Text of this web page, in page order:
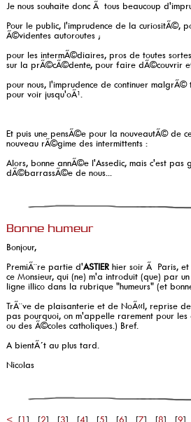
Je nous souhaite donc Ã tous beaucoup
Pour le public, l'imprudence de la curiositÃ©,
Ã©videntes autoroutes ;
pour les intermÃ©diaires, pros de toutes
sur la prÃ©cÃ©dente, pour faire dÃ©couvrir
pour nous, l'imprudence de continuer malgrÃ©
pour voir jusqu'oÃ¹.
Et puis une pensÃ©e pour la nouveautÃ© de
nouveau rÃ©gime des intermittents :
Alors, bonne annÃ©e l'Assedic, mais c'est pas
dÃ©barrassÃ©e de nous...
Bonne humeur
Bonjour,
PremiÃ¨re partie d'ASTIER hier soir Ã Paris,
ce Monsieur, qui (ne) m'a introduit (que) par un
ligne illico dans la rubrique "humeurs" (et
TrÃ¨ve de plaisanterie et de NoÃ«l, reprise
pas pourquoi, on m'appelle rarement pour les
ou des Ã©coles catholiques.) Bref.
A bientÃ´t au plus tard.
Nicolas
< [1] [2] [3] [4] [5] [6] [7] [8] [9]